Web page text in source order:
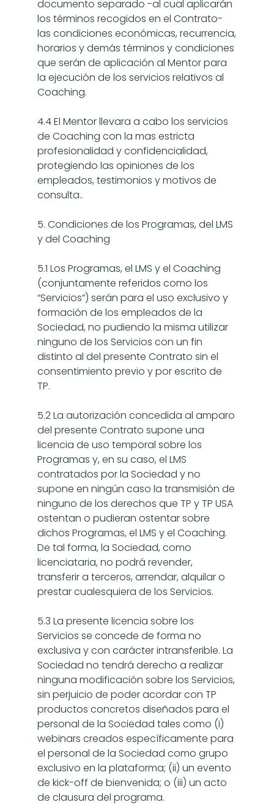
documento separado -al cual aplicarán
los términos recogidos en el Contrato-
las condiciones económicas, recurrencia,
horarios y demás términos y condiciones
que serán de aplicación al Mentor para
la ejecución de los servicios relativos al
Coaching.
4.4 El Mentor llevara a cabo los servicios
de Coaching con la mas estricta
profesionalidad y confidencialidad,
protegiendo las opiniones de los
empleados, testimonios y motivos de
consulta..
5. Condiciones de los Programas, del LMS
y del Coaching
5.1 Los Programas, el LMS y el Coaching
(conjuntamente referidos como los
“Servicios”) serán para el uso exclusivo y
formación de los empleados de la
Sociedad, no pudiendo la misma utilizar
ninguno de los Servicios con un fin
distinto al del presente Contrato sin el
consentimiento previo y por escrito de
TP.
5.2 La autorización concedida al amparo
del presente Contrato supone una
licencia de uso temporal sobre los
Programas y, en su caso, el LMS
contratados por la Sociedad y no
supone en ningún caso la transmisión de
ninguno de los derechos que TP y TP USA
ostentan o pudieran ostentar sobre
dichos Programas, el LMS y el Coaching.
De tal forma, la Sociedad, como
licenciataria, no podrá revender,
transferir a terceros, arrendar, alquilar o
prestar cualesquiera de los Servicios.
5.3 La presente licencia sobre los
Servicios se concede de forma no
exclusiva y con carácter intransferible. La
Sociedad no tendrá derecho a realizar
ninguna modificación sobre los Servicios,
sin perjuicio de poder acordar con TP
productos concretos diseñados para el
personal de la Sociedad tales como (i)
webinars creados específicamente para
el personal de la Sociedad como grupo
exclusivo en la plataforma; (ii) un evento
de kick-off de bienvenida; o (iii) un acto
de clausura del programa.